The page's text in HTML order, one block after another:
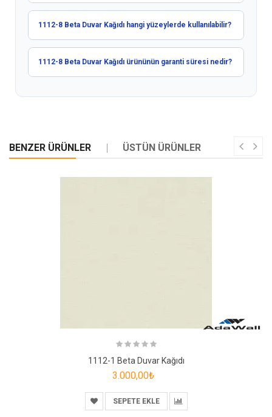
1112-8 Beta Duvar Kağıdı hangi yüzeylerde kullanılabilir?
1112-8 Beta Duvar Kağıdı ürününün garanti süresi nedir?
BENZER ÜRÜNLER ÜSTÜN ÜRÜNLER
1112-1 Beta Duvar Kağıdı
3.000,00₺
SEPETE EKLE